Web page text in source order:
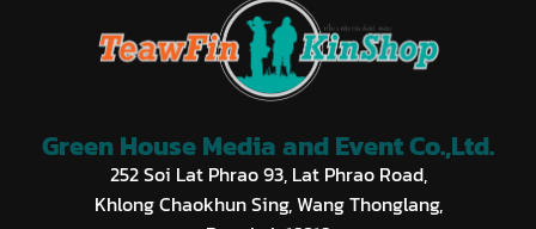
Green House Media and Event Co.,Ltd.
252 Soi Lat Phrao 93, Lat Phrao Road,
Khlong Chaokhun Sing, Wang Thonglang,